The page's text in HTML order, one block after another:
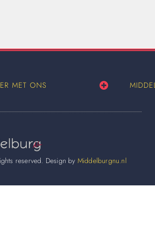
MET ONS
reserved. Design by Middelburgnu.nl